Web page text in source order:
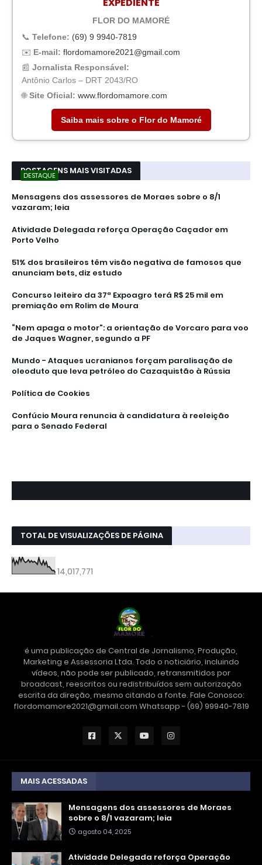
EXPEDIENTE
FLOR DO MAMORÉ
📞 Telefone: (69) 9 9940-7819
✉️ E-mail: flordomamore2021@gmail.com
📰 Jornalista Responsável:
Antônio Carlos – DRT 2043/RO
🌐Site Oficial: www.flordomamore.com
Saiba mais sobre o Flor do Mamoré
POSTAGENS MAIS VISITADAS
DESTAQUE
Mensagens dos assessores de Moraes sobre o 8/1
vazaram; leia
Atividade Delegada reforça Operação Caçador em
Porto Velho
51% dos brasileiros têm visão negativa de famosos que
anunciam bets, diz estudo
Concurso leiteiro da 37ª Expoagro terá R$ 25 mil em
premiação em Rolim de Moura
“Nem apaga o motor”: a orientação de Vorcaro para voo
de Jaques Wagner, segundo a PF
Mundo - Ataques ucranianos forçam paralisação de
oleoduto que leva petróleo do Cazaquistão à Rússia
Política de Cookies
Confúcio Moura renuncia à candidatura à reeleição
para o Senado Federal
TOTAL DE VISUALIZAÇÕES DE PÁGINA
14,017,771
é uma publicação de Central de Jornalismo, Produção,
Marketing e Assessoria Ltda. Todo o noticiário, incluindo
vídeos, não pode ser publicado, retransmitidos por
broadcast, reescritos ou redistribuídos sem autorização
escrita da direção, mesmo citando a fonte. Fale Conosco:
flordomamore2021@gmail.com Whatsapp - (69) 99940-7819
MAIS ACESSADAS
Mensagens dos assessores de Moraes
sobre o 8/1 vazaram; leia
agosto 04, 2025
Atividade Delegada reforça Operação